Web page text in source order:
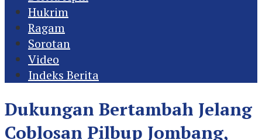
Hukrim
Ragam
Sorotan
Video
Indeks Berita
Dukungan Bertambah Jelang
Coblosan Pilbup Jombang,